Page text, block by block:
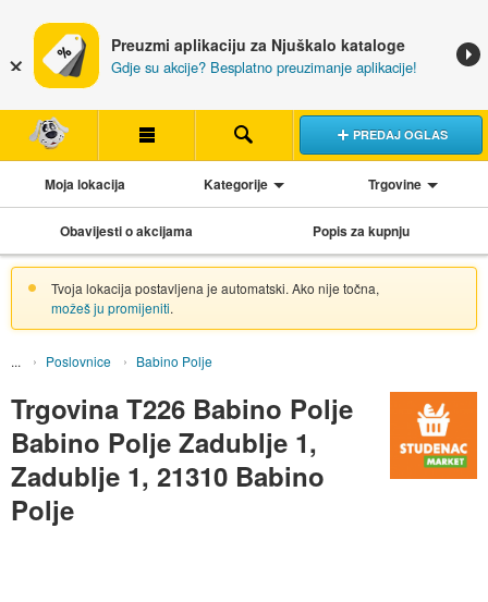
Preuzmi aplikaciju za Njuškalo kataloge
Gdje su akcije? Besplatno preuzimanje aplikacije!
PREDAJ OGLAS
Moja lokacija Kategorije Trgovine
Obavijesti o akcijama Popis za kupnju
Tvoja lokacija postavljena je automatski. Ako nije točna,
možeš ju promijeniti.
Poslovnice Babino Polje
Trgovina T226 Babino Polje
Babino Polje Zadublje 1,
Zadublje 1, 21310 Babino
Polje